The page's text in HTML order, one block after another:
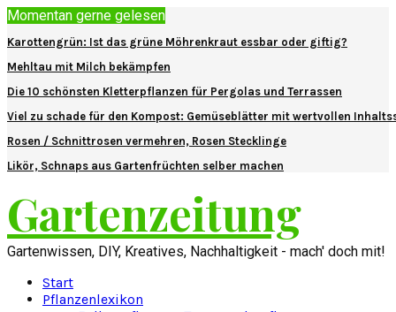
Momentan gerne gelesen
Karottengrün: Ist das grüne Möhrenkraut essbar oder giftig?
Mehltau mit Milch bekämpfen
Die 10 schönsten Kletterpflanzen für Pergolas und Terrassen
Viel zu schade für den Kompost: Gemüseblätter mit wertvollen
Rosen / Schnittrosen vermehren, Rosen Stecklinge
Likör, Schnaps aus Gartenfrüchten selber machen
Gartenzeitung
Gartenwissen, DIY, Kreatives, Nachhaltigkeit - mach' doch mit!
Start
Pflanzenlexikon